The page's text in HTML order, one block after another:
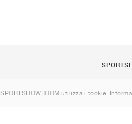
SPORTSHOWROOM utilizza i cookie.Contatti